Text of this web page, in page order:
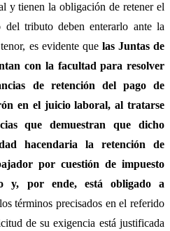
y tienen la obligación de retener el
tributo deben enterarlo ante la
es evidente que las Juntas de
con la facultad para resolver
de retención del pago de
en el juicio laboral, al tratarse
que demuestran que dicho
hacendaria la retención de
por cuestión de impuesto
y, por ende, está obligado a
términos precisados en el referido
de su exigencia está justificada